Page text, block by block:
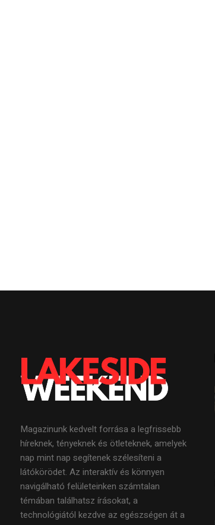
Magazinunk kedvelt forrása a legfrissebb
híreknek, tényeknek és ötleteknek, amelyek
nap mint nap segítenek szélesíteni a
látókörödet. Az interaktív és könnyen
navigálható felületeinken számtalan
témában találhatsz írásokat, a
technológiától kezdve az egészségen át a